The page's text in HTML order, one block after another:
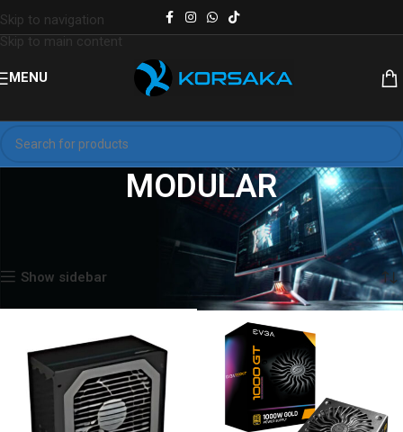
Skip to navigation
Skip to main content
MENU
MODULAR
Productos etiquetados “MODULAR”
Show sidebar